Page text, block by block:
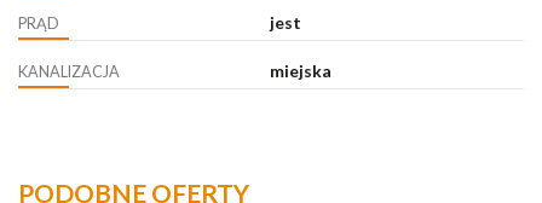
PRĄD jest
KANALIZACJA miejska
PODOBNE OFERTY